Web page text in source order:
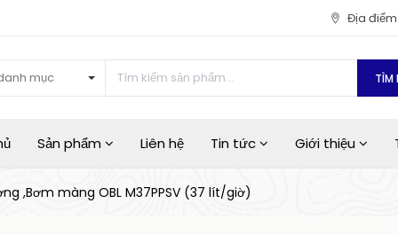
Địa
mục TÌM
Sản phẩm Liên hệ Tin tức Giới thiệu
,Bơm màng OBL M37PPSV (37 lít/giờ)